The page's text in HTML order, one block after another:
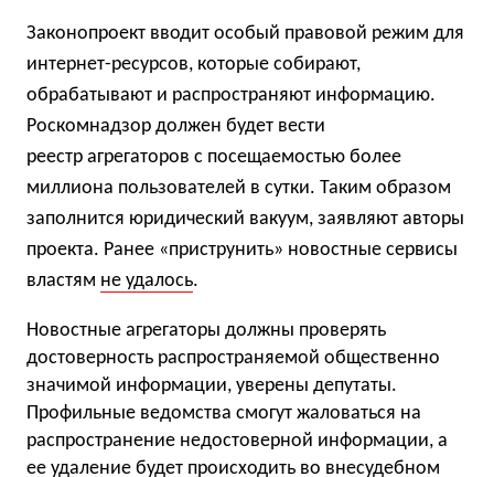
Законопроект вводит особый правовой режим для
интернет-ресурсов, которые собирают,
обрабатывают и распространяют информацию.
Роскомнадзор должен будет вести
реестр агрегаторов с посещаемостью более
миллиона пользователей в сутки. Таким образом
заполнится юридический вакуум, заявляют авторы
проекта. Ранее «приструнить» новостные сервисы
властям не удалось.
Новостные агрегаторы должны проверять
достоверность распространяемой общественно
значимой информации, уверены депутаты.
Профильные ведомства смогут жаловаться на
распространение недостоверной информации, а
ее удаление будет происходить во внесудебном